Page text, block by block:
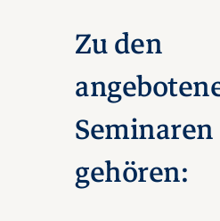
Zu den
Seminaren
gehören: